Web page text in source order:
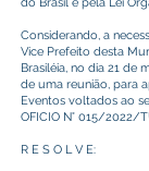
Considerando, a
Vice Prefeito desta
Brasiléia, no dia 21 de
de uma reunião, para
Eventos voltados ao
OFICIO N° 015/2022/
R E S O L V E: